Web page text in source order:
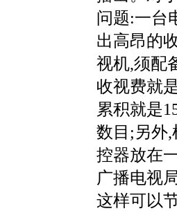
问题:一台
出高昂的
视机,须配
收视费就
累积就是
数目;另外
控器放在
广播电视
这样可以